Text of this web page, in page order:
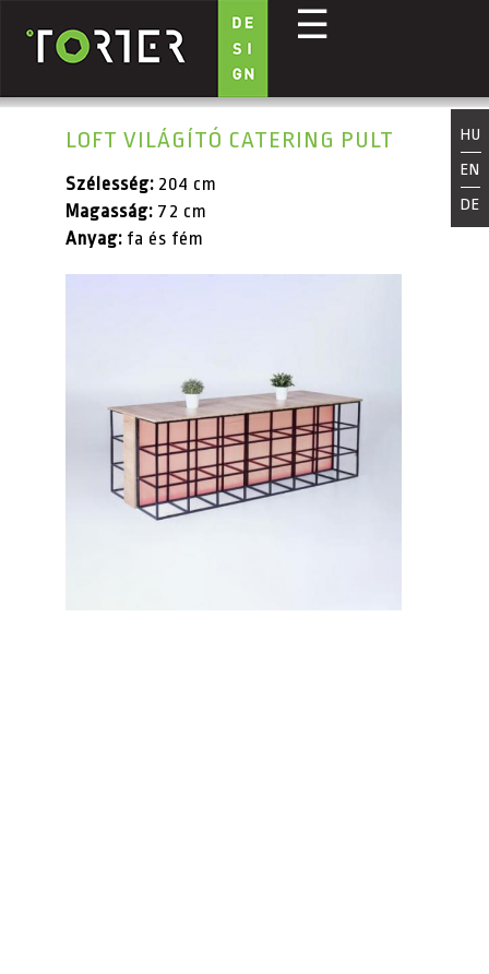
Ugrás a tartalomra
☰
HU
EN
DE
LOFT VILÁGÍTÓ CATERING PULT
Szélesség: 204 cm
Magasság: 72 cm
Anyag: fa és fém